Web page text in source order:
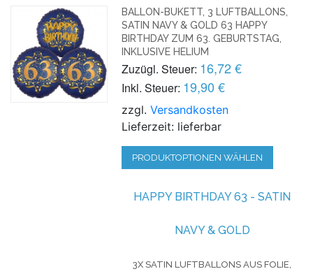
BALLON-BUKETT, 3 LUFTBALLONS,
SATIN NAVY & GOLD 63 HAPPY
BIRTHDAY ZUM 63. GEBURTSTAG,
INKLUSIVE HELIUM
Zuzügl. Steuer: 16,72 €
Inkl. Steuer: 19,90 €
zzgl.Versandkosten
Lieferzeit: lieferbar
PRODUKTOPTIONEN WÄHLEN
HAPPY BIRTHDAY 63 - SATIN
NAVY & GOLD
3X SATIN LUFTBALLONS AUS FOLIE,